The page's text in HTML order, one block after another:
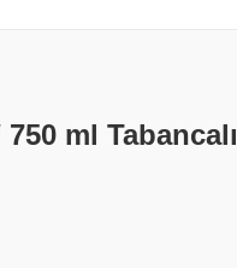
750 ml